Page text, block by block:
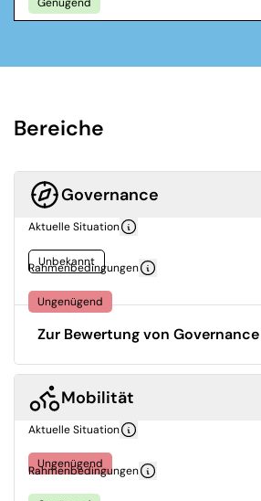
Bereiche
Governance
Aktuelle Situation
Unbekannt
Rahmenbedingungen
Ungenügend
Zur Bewertung von Governance
Mobilität
Aktuelle Situation
Ungenügend
Rahmenbedingungen